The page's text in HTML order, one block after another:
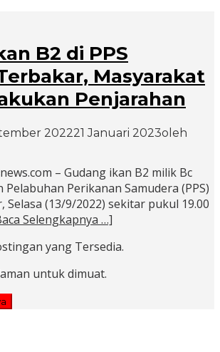
B2 di PPS
Masyarakat
Penjarahan
202221 Januari 2023oleh
– Gudang ikan B2 milik Bc
Pelabuhan Perikanan Samudera (PPS)
Selasa (13/9/2022) sekitar pukul 19.00
Selengkapnya …]
yang Tersedia.
untuk dimuat.